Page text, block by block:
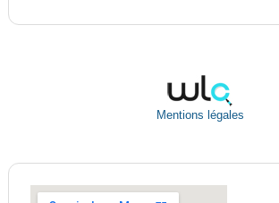
Mentions légales